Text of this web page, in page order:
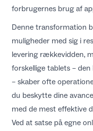
forbrugernes brug af
Denne transformation
muligheder med sig i
levering rækkevidden,
forskellige tablets –
– skaber ofte
du beskytte dine
med de mest effektive
Ved at satse på egne